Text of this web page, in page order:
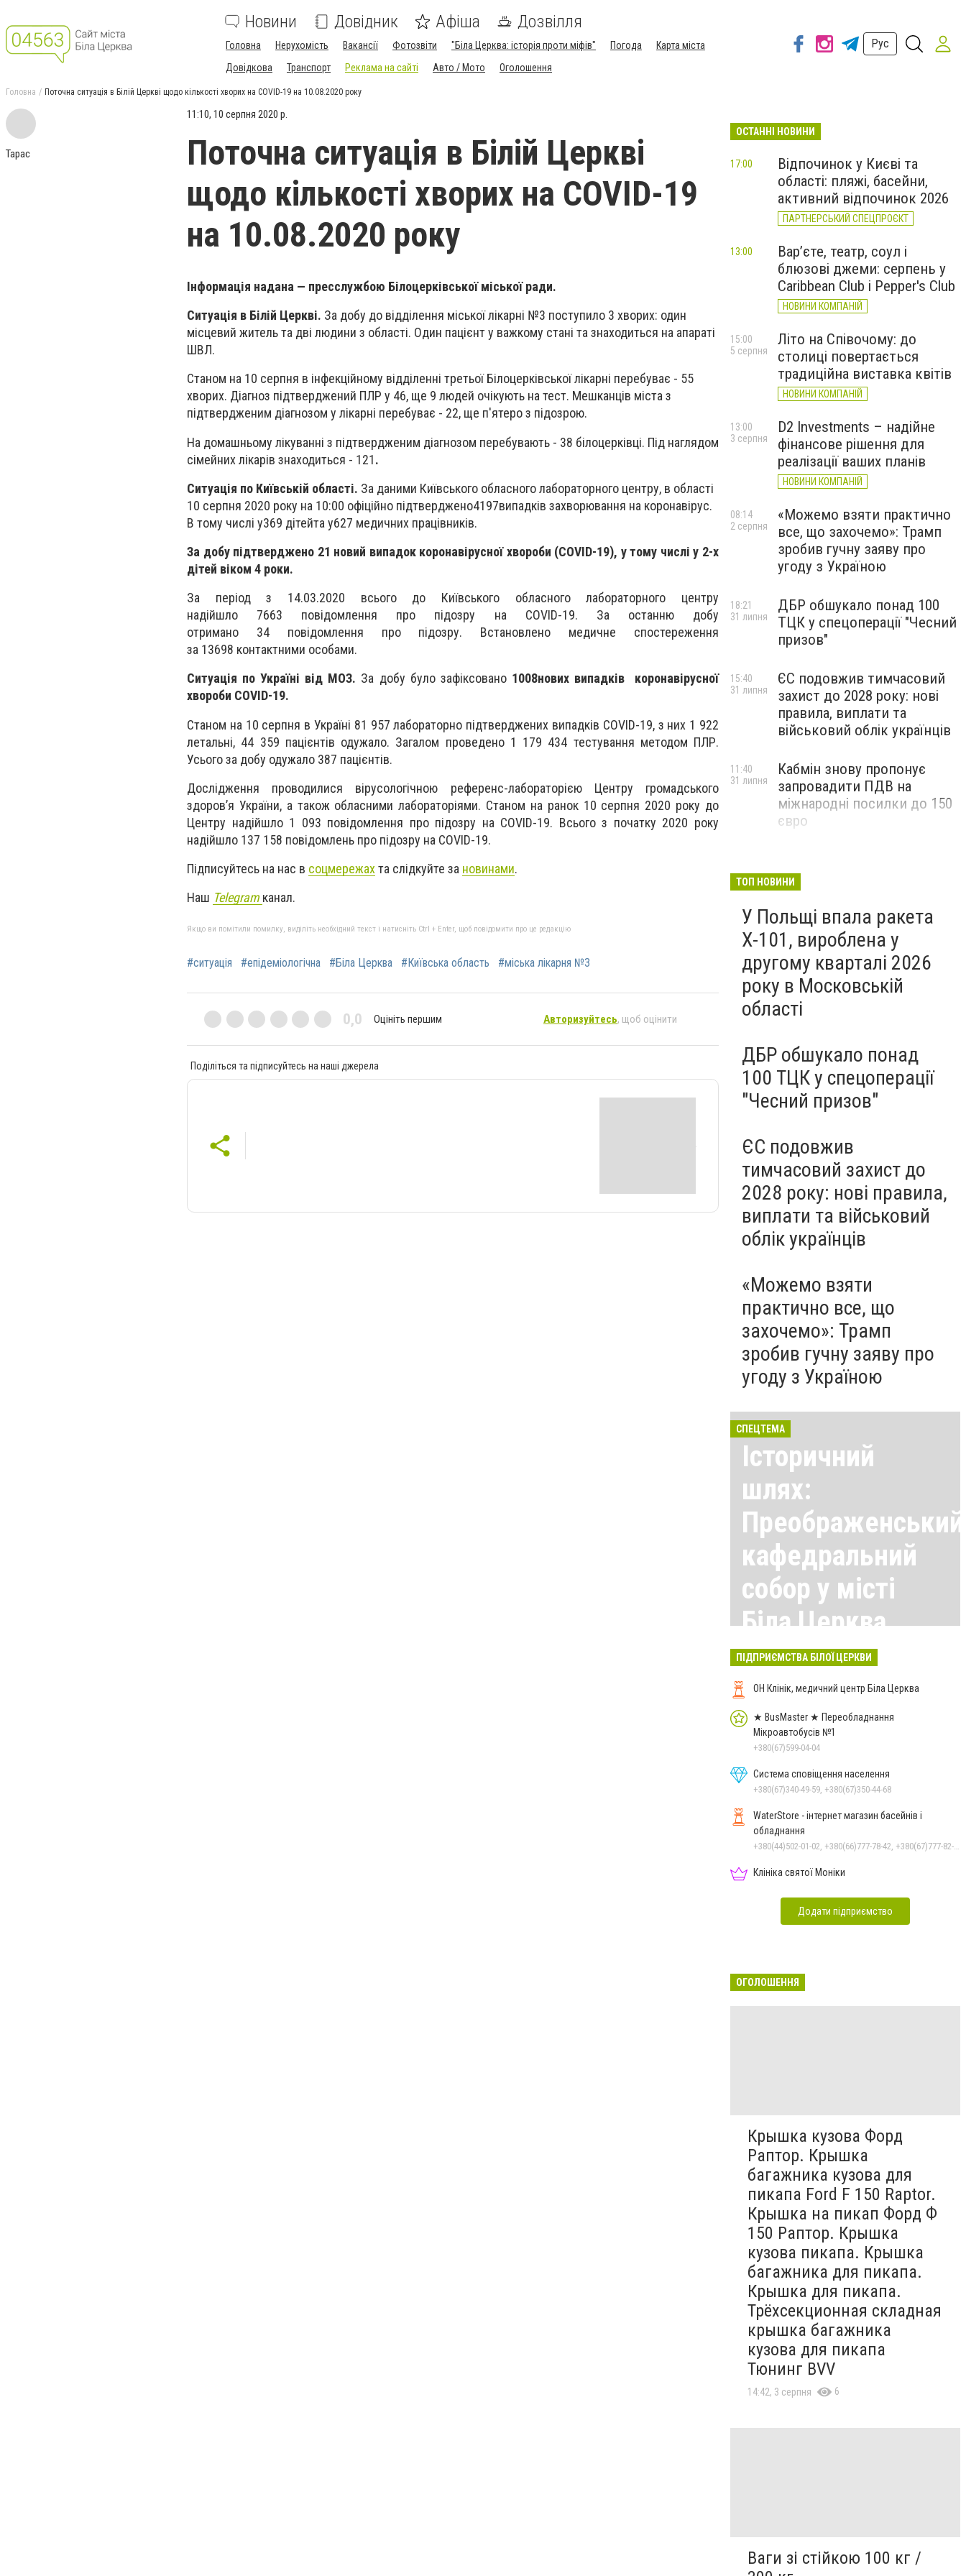
Новини Довідник Афіша Дозвілля
Головна Нерухомість Вакансії Фотозвіти "Біла Церква: історія проти міфів" Погода
Карта міста
Довідкова
Транспорт Реклама на сайті Авто / Мото Оголошення
Рус
Головна Поточна ситуація в Білій Церкві щодо кількості хворих на COVID-19 на 10.08.2020 року
Тарас
11:10, 10 серпня 2020 р.
Поточна ситуація в Білій Церкві
щодо кількості хворих на COVID-19
на 10.08.2020 року
Інформація надана — пресслужбою Білоцерківської міської ради.
Ситуація в Білій Церкві. За добу до відділення міської лікарні №3 поступило 3 хворих: один
місцевий житель та дві людини з області. Один пацієнт у важкому стані та знаходиться на апараті
ШВЛ.
Станом на 10 серпня в інфекційному відділенні третьої Білоцерківської лікарні перебуває - 55
хворих. Діагноз підтверджений ПЛР у 46, ще 9 людей очікують на тест. Мешканців міста з
підтвердженим діагнозом у лікарні перебуває - 22, ще п'ятеро з підозрою.
На домашньому лікуванні з підтвердженим діагнозом перебувають - 38 білоцерківці. Під наглядом
сімейних лікарів знаходиться - 121.
Ситуація по Київській області. За даними Київського обласного лабораторного центру, в області
10 серпня 2020 року на 10:00 офіційно підтверджено4197випадків захворювання на коронавірус.
В тому числі у369 дітейта у627 медичних працівників.
За добу підтверджено 21 новий випадок коронавірусної хвороби (COVID-19), у тому числі у 2-х
дітей віком 4 роки.
За період з 14.03.2020 всього до Київського обласного лабораторного центру
надійшло 7663 повідомлення про підозру на COVID-19. За останню добу
отримано 34повідомлення про підозру. Встановлено медичне спостереження
за 13698 контактними особами.
Ситуація по Україні від МОЗ. За добу було зафіксовано 1008нових випадків коронавірусної
хвороби COVID-19.
Станом на 10 серпня в Україні 81 957 лабораторно підтверджених випадків COVID-19, з них 1 922
летальні, 44 359 пацієнтів одужало. Загалом проведено 1 179 434 тестування методом ПЛР.
Усього за добу одужало 387 пацієнтів.
Дослідження проводилися вірусологічною референс-лабораторією Центру громадського
здоров’я України, а також обласними лабораторіями. Станом на ранок 10 серпня 2020 року до
Центру надійшло 1 093 повідомлення про підозру на COVID-19. Всього з початку 2020 року
надійшло 137 158 повідомлень про підозру на COVID-19.
Підписуйтесь на нас в соцмережахта слідкуйте за новинами.
Наш Telegram канал.
Якщо ви помітили помилку, виділіть необхідний текст і натисніть Ctrl + Enter, щоб повідомити про це редакцію
#ситуація #епідеміологічна #Біла Церква #Київська область #міська лікарня №3
0,0 Оцініть першим Авторизуйтесь, щоб оцінити
Поділіться та підписуйтесь на наші джерела
ОСТАННІ НОВИНИ
Відпочинок у Києві та
області: пляжі, басейни,
активний відпочинок 2026
ПАРТНЕРСЬКИЙ СПЕЦПРОЄКТ
17:00
Вар’єте, театр, соул і
блюзові джеми: серпень у
Caribbean Club і Pepper's Club
НОВИНИ КОМПАНІЙ
13:00
Літо на Співочому: до
столиці повертається
традиційна виставка квітів
НОВИНИ КОМПАНІЙ
15:00
5 серпня
D2 Investments – надійне
фінансове рішення для
реалізації ваших планів
НОВИНИ КОМПАНІЙ
13:00
3 серпня
«Можемо взяти практично
все, що захочемо»: Трамп
зробив гучну заяву про
угоду з Україною
08:14
2 серпня
ДБР обшукало понад 100
ТЦК у спецоперації "Чесний
призов"
18:21
31 липня
ЄС подовжив тимчасовий
захист до 2028 року: нові
правила, виплати та
військовий облік українців
15:40
31 липня
Кабмін знову пропонує
запровадити ПДВ на
міжнародні посилки до 150
євро
11:40
31 липня
ТОП НОВИНИ
У Польщі впала ракета
Х-101, вироблена у
другому кварталі 2026
року в Московській
області
ДБР обшукало понад
100 ТЦК у спецоперації
"Чесний призов"
ЄС подовжив
тимчасовий захист до
2028 року: нові правила,
виплати та військовий
облік українців
«Можемо взяти
практично все, що
захочемо»: Трамп
зробив гучну заяву про
угоду з Україною
СПЕЦТЕМА
Історичний
шлях:
Преображенський
кафедральний
собор у місті
Біла Церква
Всі матеріали тут
ПІДПРИЄМСТВА БІЛОЇ ЦЕРКВИ
ОН Клінік, медичний центр Біла Церква
★ BusMaster ★ Переобладнання
Мікроавтобусів №1
+380(67)599-04-04
Система сповіщення населення
+380(67)340-49-59, +380(67)350-44-68
WaterStore - інтернет магазин басейнів і
обладнання
Клініка святої Моніки
Додати підприємство
ОГОЛОШЕННЯ
Крышка кузова Форд
Раптор. Крышка
багажника кузова для
пикапа Ford F 150 Raptor.
Крышка на пикап Форд Ф
150 Раптор. Крышка
кузова пикапа. Крышка
багажника для пикапа.
Крышка для пикапа.
Трёхсекционная складная
крышка багажника
кузова для пикапа
Тюнинг BVV
14:42, 3 серпня 6
Ваги зі стійкою 100 кг /